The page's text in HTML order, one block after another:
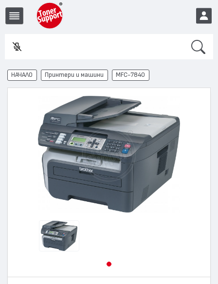
EUR
НАЧАЛО Принтери и машини MFC-7840